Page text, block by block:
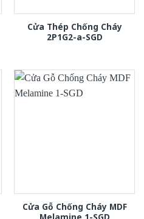
Cửa Thép Chống Cháy
2P1G2-a-SGD
Cửa Gỗ Chống Cháy MDF